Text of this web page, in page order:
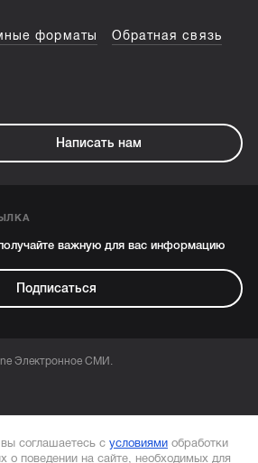
форматы
Обратная связь
Написать нам
важную для вас информацию
Подписаться
Электронное СМИ.
соглашаетесь с условиями обработки
о поведении на сайте, необходимых для